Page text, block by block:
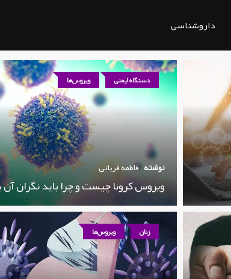
داروشناسی
دستگاه ایمنی ویروس‌ها
نوشته فاطمه قربانی
ویروس کرونا چیست و چرا باید نگران
زنان ویروس‌ها